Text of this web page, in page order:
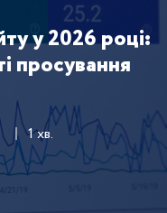
у 2026 році:
просування
1 хв.